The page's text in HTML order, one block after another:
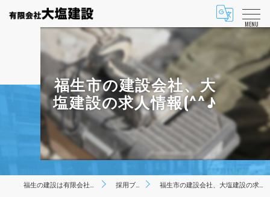
MENU
福生市の建設会社、大
塩建設の求人情報(^^♪
採用ブログ 福生市の建設会社、大塩建設の求人情報(^^♪